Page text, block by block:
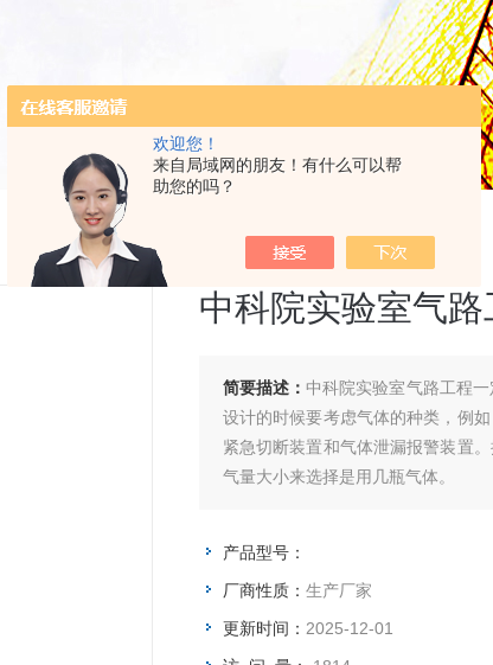
欢迎您！
来自局域网的朋友！有什么可以帮
助您的吗？
中科院实验室气路工程
中科院实验室气路
简要描述： 中科院实验室气路工程
设计的时候要考虑气体的种类，例
紧急切断装置和气体泄漏报警装置
气量大小来选择是用几瓶气体。
产品型号：
厂商性质： 生产厂家
更新时间： 2025-12-01